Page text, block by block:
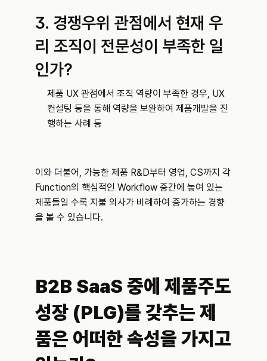
3. 경쟁우위 관점에서 현재 우
리 조직이 전문성이 부족한 일
인가?
제품 UX 관점에서 조직 역량이 부족한 경우, UX
컨설팅 등을 통해 역량을 보완하여 제품개발을 진
행하는 사례 등
이와 더불어, 가능한 제품 R&D부터 영업, CS까지 각
Function의 핵심적인 Workflow 중간에 놓여 있는
제품들일 수록 지불 의사가 비례하여 증가하는 경향
을 볼 수 있습니다.
B2B SaaS 중에 제품주도
성장 (PLG)를 갖추는 제
품은 어떠한 속성을 가지고